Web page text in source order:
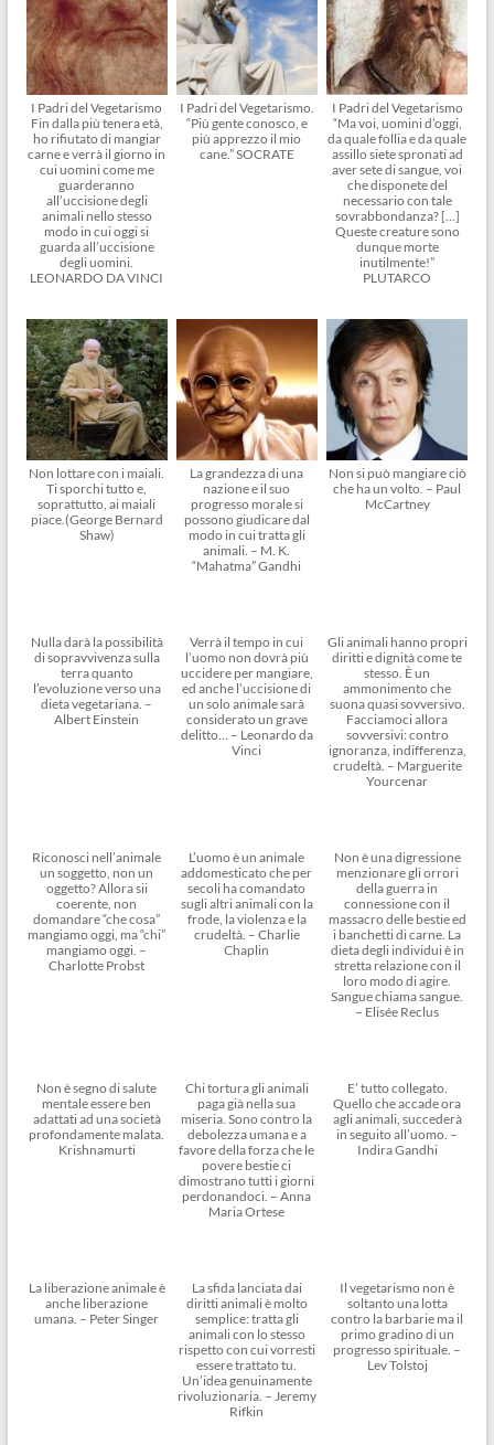
I Padri del Vegetarismo
Fin dalla più tenera età,
ho rifiutato di mangiar
carne e verrà il giorno in
cui uomini come me
guarderanno
all’uccisione degli
animali nello stesso
modo in cui oggi si
guarda all’uccisione
degli uomini.
LEONARDO DA VINCI
I Padri del Vegetarismo.
“Più gente conosco, e
più apprezzo il mio
cane.” SOCRATE
I Padri del Vegetarismo
“Ma voi, uomini d’oggi,
da quale follia e da quale
assillo siete spronati ad
aver sete di sangue, voi
che disponete del
necessario con tale
sovrabbondanza? […]
Queste creature sono
dunque morte
inutilmente!”
PLUTARCO
Non lottare con i maiali.
Ti sporchi tutto e,
soprattutto, ai maiali
piace.(George Bernard
Shaw)
La grandezza di una
nazione e il suo
progresso morale si
possono giudicare dal
modo in cui tratta gli
animali. – M. K.
“Mahatma” Gandhi
Non si può mangiare ciò
che ha un volto. – Paul
McCartney
Nulla darà la possibilità
di sopravvivenza sulla
terra quanto
l’evoluzione verso una
dieta vegetariana. –
Albert Einstein
Verrà il tempo in cui
l’uomo non dovrà più
uccidere per mangiare,
ed anche l’uccisione di
un solo animale sarà
considerato un grave
delitto… – Leonardo da
Vinci
Gli animali hanno propri
diritti e dignità come te
stesso. È un
ammonimento che
suona quasi sovversivo.
Facciamoci allora
sovversivi: contro
ignoranza, indifferenza,
crudeltà. – Marguerite
Yourcenar
Riconosci nell’animale
un soggetto, non un
oggetto? Allora sii
coerente, non
domandare “che cosa”
mangiamo oggi, ma “chi”
mangiamo oggi. –
Charlotte Probst
L’uomo è un animale
addomesticato che per
secoli ha comandato
sugli altri animali con la
frode, la violenza e la
crudeltà. – Charlie
Chaplin
Non è una digressione
menzionare gli orrori
della guerra in
connessione con il
massacro delle bestie ed
i banchetti di carne. La
dieta degli individui è in
stretta relazione con il
loro modo di agire.
Sangue chiama sangue.
– Elisée Reclus
Non è segno di salute
mentale essere ben
adattati ad una società
profondamente malata.
Krishnamurti
Chi tortura gli animali
paga già nella sua
miseria. Sono contro la
debolezza umana e a
favore della forza che le
povere bestie ci
dimostrano tutti i giorni
perdonandoci. – Anna
Maria Ortese
E’ tutto collegato.
Quello che accade ora
agli animali, succederà
in seguito all’uomo. –
Indira Gandhi
La liberazione animale è
anche liberazione
umana. – Peter Singer
La sfida lanciata dai
diritti animali è molto
semplice: tratta gli
animali con lo stesso
rispetto con cui vorresti
essere trattato tu.
Un’idea genuinamente
rivoluzionaria. – Jeremy
Rifkin
Il vegetarismo non è
soltanto una lotta
contro la barbarie ma il
primo gradino di un
progresso spirituale. –
Lev Tolstoj